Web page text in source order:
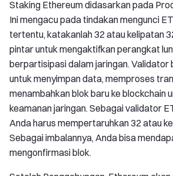
Staking Ethereum didasarkan pada
Ini mengacu pada tindakan mengunci
tertentu, katakanlah 32 atau kelipatan
pintar untuk mengaktifkan perangkat
berpartisipasi dalam jaringan. Validator
untuk menyimpan data, memproses
menambahkan blok baru ke blockchain
keamanan jaringan. Sebagai validator
Anda harus mempertaruhkan 32 atau
Sebagai imbalannya, Anda bisa
mengonfirmasi blok.